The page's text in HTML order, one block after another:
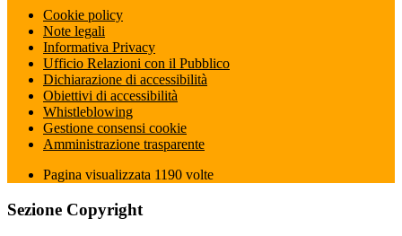
Cookie policy
Note legali
Informativa Privacy
Ufficio Relazioni con il Pubblico
Dichiarazione di accessibilità
Obiettivi di accessibilità
Whistleblowing
Gestione consensi cookie
Amministrazione trasparente
Pagina visualizzata 1190 volte
Sezione Copyright